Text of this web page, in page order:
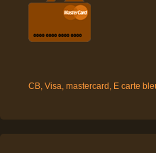
CB, Visa, mastercard, E carte